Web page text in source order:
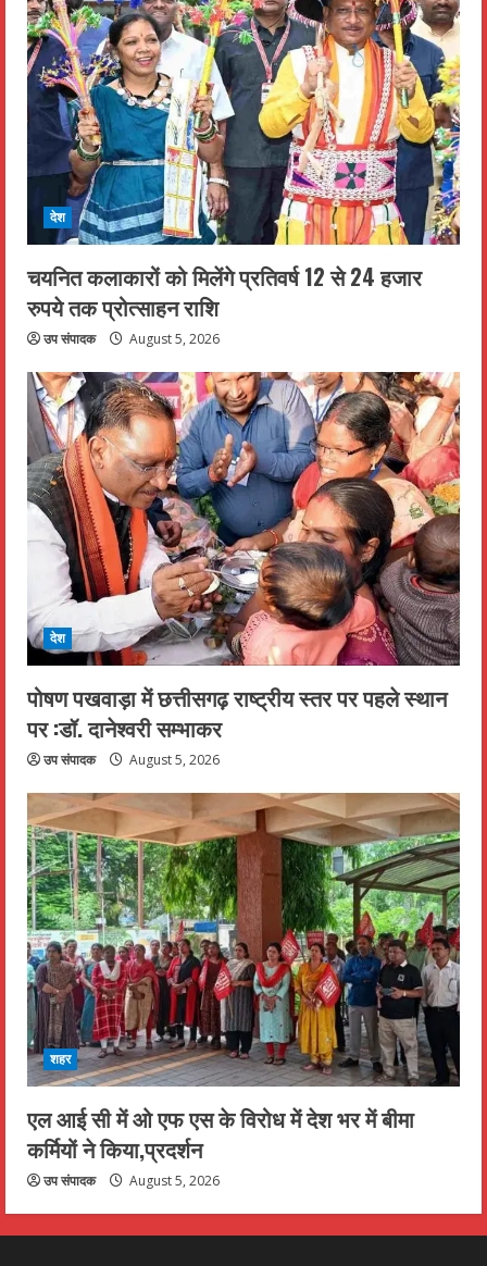
देश
चयनित कलाकारों को मिलेंगे प्रतिवर्ष 12 से 24 हजार
रुपये तक प्रोत्साहन राशि
उप संपादक August 5, 2026
देश
पोषण पखवाड़ा में छत्तीसगढ़ राष्ट्रीय स्तर पर पहले स्थान
पर :डॉ. दानेश्वरी सम्भाकर
उप संपादक August 5, 2026
शहर
एल आई सी में ओ एफ एस के विरोध में देश भर में बीमा
कर्मियों ने किया,प्रदर्शन
उप संपादक August 5, 2026